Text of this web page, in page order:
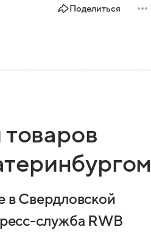
Поделиться
в Свердловской
служба RWB